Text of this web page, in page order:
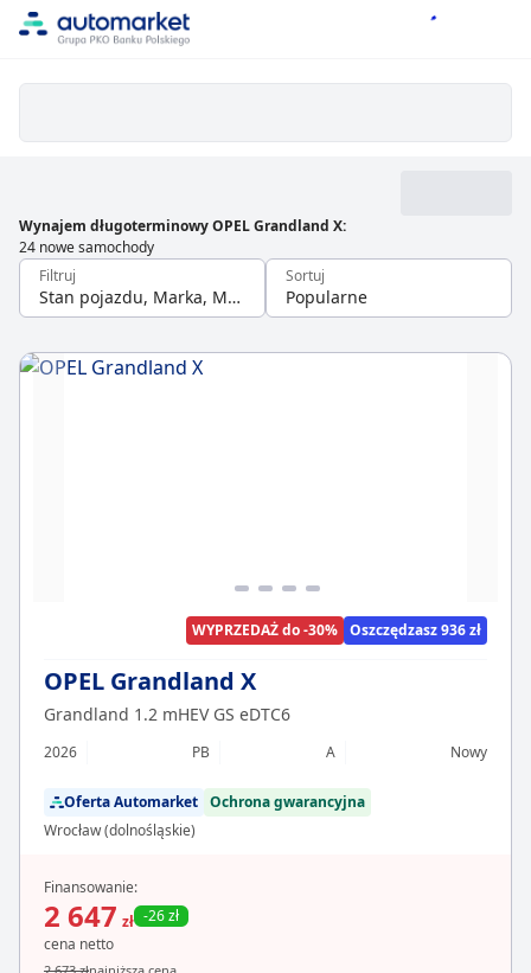
Wynajem długoterminowy OPEL Grandland X:
24 nowe samochody
Filtruj
Stan pojazdu, Marka, Model
Sortuj
Popularne
WYPRZEDAŻ do -30% Oszczędzasz 936 zł
OPEL Grandland X
Grandland 1.2 mHEV GS eDTC6
2026 PB A Nowy
Oferta Automarket Ochrona gwarancyjna
Wrocław (dolnośląskie)
Finansowanie:
2 647 zł -26 zł
cena netto